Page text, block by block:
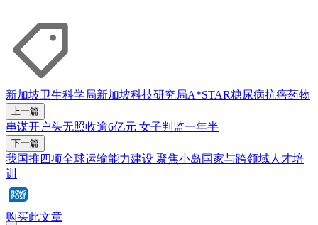
新加坡卫生科学局新加坡科技研究局A*STAR糖尿病抗癌药物
上一篇
串谋开户头无照收逾6亿元 女子判监一年半
下一篇
我国推四项全球运输能力建设 聚焦小岛国家与跨领域人才培
训
购买此文章